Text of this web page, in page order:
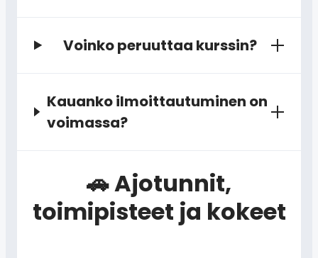
Voinko peruuttaa kurssin?
Kauanko ilmoittautuminen on
voimassa?
🚗 Ajotunnit,
toimipisteet ja kokeet